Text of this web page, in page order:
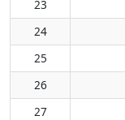
23
24
25
26
27